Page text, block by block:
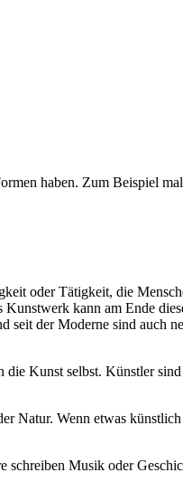
haben. Zum Beispiel
oder Tätigkeit, die
kann am Ende
der Moderne sind auch
Kunst selbst. Künstler
Natur. Wenn etwas
Musik oder